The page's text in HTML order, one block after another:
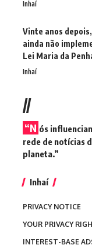
Inhaí
Vinte anos
ainda não
Lei Maria da
Inhaí
//
“N ós
rede de notícias
planeta.”
Inhaí
PRIVACY NOTICE
YOUR PRIVACY
INTEREST-BASE